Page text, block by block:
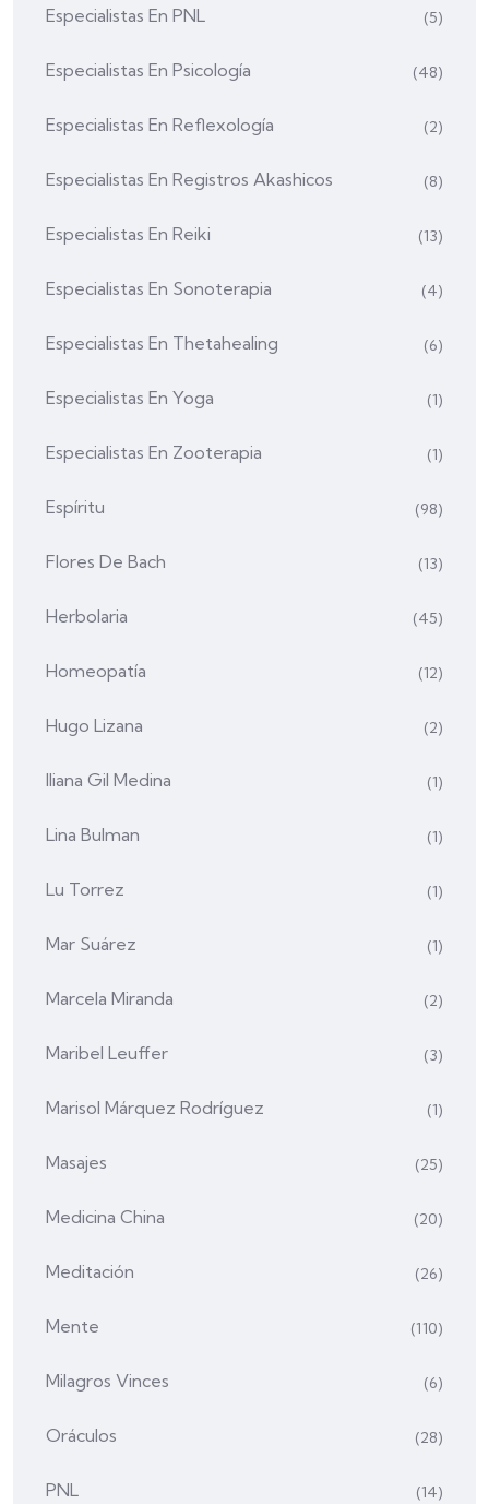
Especialistas En PNL (5)
Especialistas En Psicología (48)
Especialistas En Reflexología (2)
Especialistas En Registros Akashicos (8)
Especialistas En Reiki (13)
Especialistas En Sonoterapia (4)
Especialistas En Thetahealing (6)
Especialistas En Yoga (1)
Especialistas En Zooterapia (1)
Espíritu (98)
Flores De Bach (13)
Herbolaria (45)
Homeopatía (12)
Hugo Lizana (2)
Iliana Gil Medina (1)
Lina Bulman (1)
Lu Torrez (1)
Mar Suárez (1)
Marcela Miranda (2)
Maribel Leuffer (3)
Marisol Márquez Rodríguez (1)
Masajes (25)
Medicina China (20)
Meditación (26)
Mente (110)
Milagros Vinces (6)
Oráculos (28)
PNL (14)